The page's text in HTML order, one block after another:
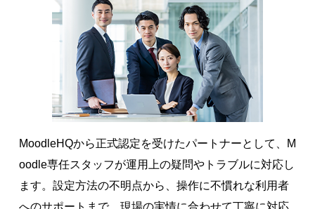
MoodleHQから正式認定を受けたパートナーとして、M
oodle専任スタッフが運用上の疑問やトラブルに対応し
ます。設定方法の不明点から、操作に不慣れな利用者